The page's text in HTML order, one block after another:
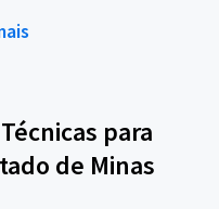
para
de Minas